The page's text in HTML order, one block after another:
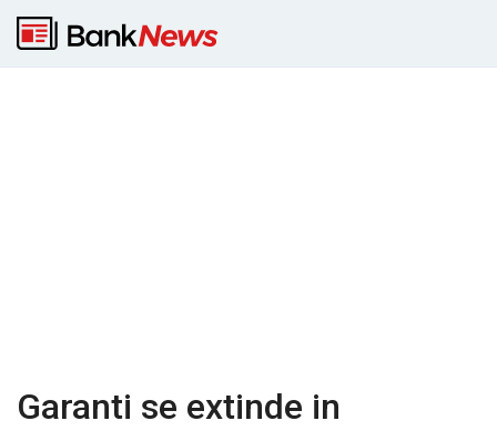
Garanti se extinde in